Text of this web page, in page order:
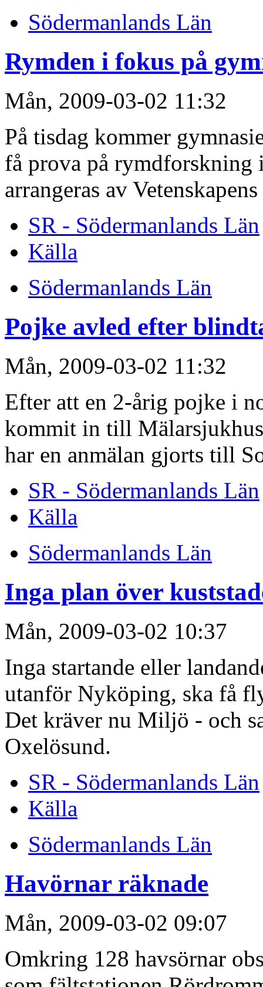
Södermanlands Län
Rymden i fokus på
Mån, 2009-03-02 11:32
På tisdag kommer
få prova på rymdforskning
arrangeras av
SR - Södermanlands Län
Källa
Södermanlands Län
Pojke avled efter
Mån, 2009-03-02 11:32
Efter att en 2-årig pojke i
kommit in till
har en anmälan gjorts till
SR - Södermanlands Län
Källa
Södermanlands Län
Inga plan över
Mån, 2009-03-02 10:37
Inga startande eller
utanför Nyköping, ska få
Det kräver nu Miljö - och
Oxelösund.
SR - Södermanlands Län
Källa
Södermanlands Län
Havörnar räknade
Mån, 2009-03-02 09:07
Omkring 128 havsörnar